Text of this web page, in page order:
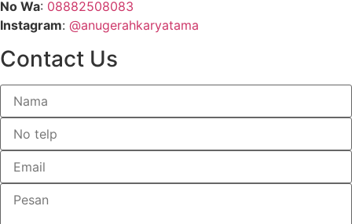
No Wa: 08882508083
Instagram: @anugerahkaryatama
Contact Us